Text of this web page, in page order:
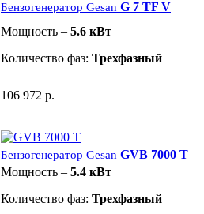
Бензогенератор Gesan G 7 TF V
Мощность – 5.6 кВт
Количество фаз: Трехфазный
106 972 р.
Бензогенератор Gesan GVB 7000 T
Мощность – 5.4 кВт
Количество фаз: Трехфазный